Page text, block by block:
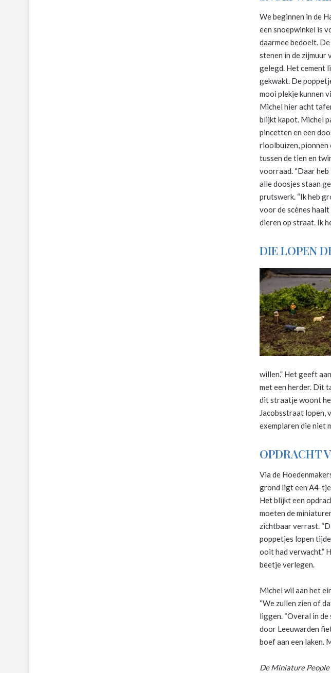
We beginnen in de
een snoepwinkel is
daarmee bedoelt.
stenen in de zijmuur
gelegd. Het cement
gekwakt. De
mooi plekje kunnen
Michel hier acht
blijkt kapot. Michel
pincetten en een
rioolbuizen, pionnen
tussen de tien en
voorraad. “Daar heb
alle doosjes staan
prutswerk. “Ik heb
voor de scènes
dieren op straat. Ik
DIE LOPEN
willen.” Het geeft
met een herder. Dit
dit straatje woont
Jacobsstraat lopen,
exemplaren die niet
OPDRACHT
Via de
grond ligt een A4-tje
Het blijkt een
moeten de
zichtbaar verrast.
poppetjes lopen
ooit had verwacht.”
beetje verlegen.
Michel wil aan het
“We zullen zien of
liggen. “Overal in
door Leeuwarden
boef aan een laken.
De Miniature